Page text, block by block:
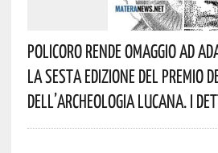
Policoro Rende Omaggio Ad
La Sesta Edizione Del Premio
Dell’archeologia Lucana. I